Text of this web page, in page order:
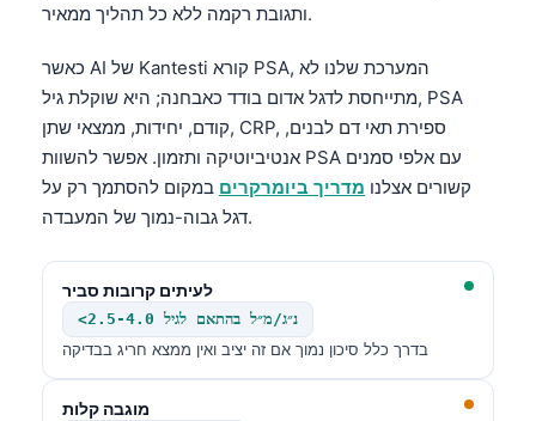
ותגובת רקמה ללא כל תהליך ממאיר.
כאשר AI של Kantesti קורא PSA, המערכת שלנו לא
מתייחסת לדגל אדום בודד כאבחנה; היא שוקלת גיל, PSA
קודם, יחידות, ממצאי שתן, CRP, ספירת תאי דם לבנים,
אנטיביוטיקה ותזמון. אפשר להשוות PSA עם אלפי סמנים
קשורים אצלנו מדריך ביומרקרים במקום להסתמך רק על
דגל גבוה-נמוך של המעבדה.
לעיתים קרובות סביר
<2.5-4.0 נ״ג/מ״ל בהתאם לגיל
בדרך כלל סיכון נמוך אם זה יציב ואין ממצא חריג בבדיקה
מוגבה קלות